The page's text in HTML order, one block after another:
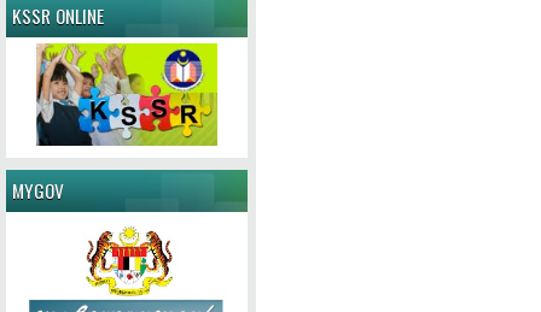
KSSR ONLINE
MYGOV